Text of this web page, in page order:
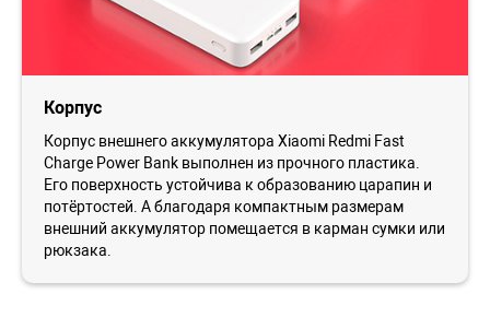
Корпус
Корпус внешнего аккумулятора Xiaomi Redmi Fast
Charge Power Bank выполнен из прочного пластика.
Его поверхность устойчива к образованию царапин и
потёртостей. А благодаря компактным размерам
внешний аккумулятор помещается в карман сумки или
рюкзака.